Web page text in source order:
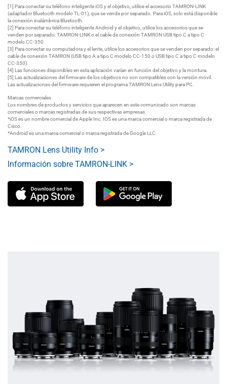
[1] Para conectar su teléfono inteligente iOS y el objetivo, utilice el accesorio TAMRON-LINK
(adaptador Bluetooth modelo TL-01), que se vende por separado. Para iOS, solo está disponible
la conexión inalámbrica Bluetooth.
[2] Para conectar su teléfono inteligente Android y el objetivo, utilice los accesorios que se
venden por separado: TAMRON-LINK o el cable de conexión TAMRON USB tipo C a tipo C
modelo CC-350.
[3] Para conectar su computadora y el lente, utilice los accesorios que se venden por separado: el
cable de conexión TAMRON (USB tipo A a tipo C modelo CC-150 o USB tipo C a tipo C modelo
CC-350).
[4] Las funciones disponibles en esta aplicación varían en función del objetivo y la montura.
[5] Las actualizaciones del firmware de los objetivos no son compatibles con la versión móvil.
Las actualizaciones del firmware requieren el programa TAMRON Lens Utility para PC.
Marcas comerciales
Los nombres de productos y servicios que aparecen en este comunicado son marcas
comerciales o marcas registradas de sus respectivas empresas.
*iOS es un nombre comercial de Apple Inc. IOS es una marca comercial o marca registrada de
Cisco.
*Android es una marca comercial o marca registrada de Google LLC.
TAMRON Lens Utility Info >
Información sobre TAMRON-LINK >